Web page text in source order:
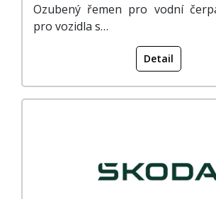
Ozubený řemen pro vodní
pro vozidla s…
Detail